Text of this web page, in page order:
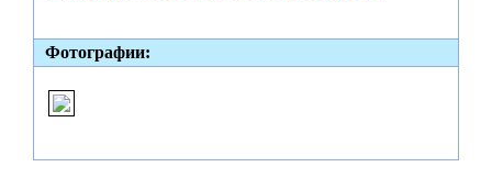
Фотографии: